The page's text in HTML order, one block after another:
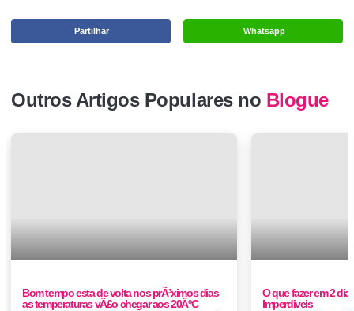
Whatsapp
Partilhar
Outros Artigos Populares no Blogue
Bom tempo esta de volta nos prÃ³ximos dias
as temperaturas vÃ£o chegar aos 20ÂºC
O que fazer em 2
Imperdiveis